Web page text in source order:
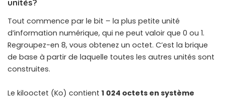
unités?
Tout commence par le bit – la plus petite unité
d’information numérique, qui ne peut valoir que 0 ou 1.
Regroupez-en 8, vous obtenez un octet. C’est la brique
de base à partir de laquelle toutes les autres unités sont
construites.
Le kilooctet (Ko) contient 1 024 octets en système